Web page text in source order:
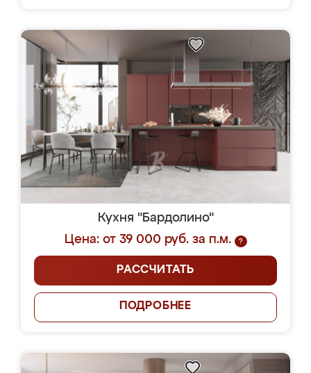
Кухня "Бардолино"
Цена: от 39 000 руб. за п.м.
?
РАССЧИТАТЬ
ПОДРОБНЕЕ